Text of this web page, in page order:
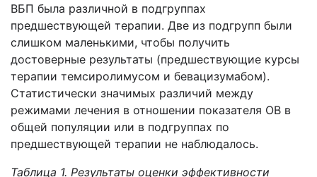
ВБП была различной в подгруппах
предшествующей терапии. Две из подгрупп были
слишком маленькими, чтобы получить
достоверные результаты (предшествующие курсы
терапии темсиролимусом и бевацизумабом).
Статистически значимых различий между
режимами лечения в отношении показателя ОВ в
общей популяции или в подгруппах по
предшествующей терапии не наблюдалось.
Таблица 1. Результаты оценки эффективности